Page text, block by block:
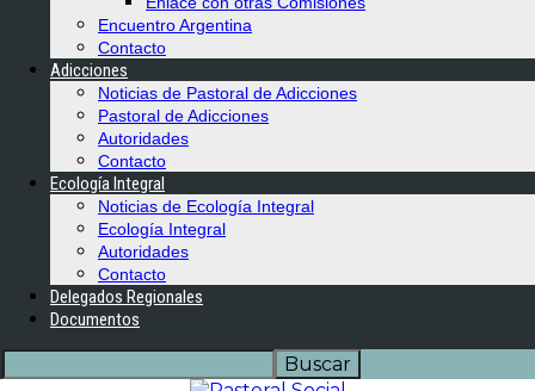
Encuentro Argentina
Contacto
Adicciones
Noticias de Pastoral de Adicciones
Pastoral de Adicciones
Autoridades
Contacto
Ecología Integral
Noticias de Ecología Integral
Ecología Integral
Autoridades
Contacto
Delegados Regionales
Documentos